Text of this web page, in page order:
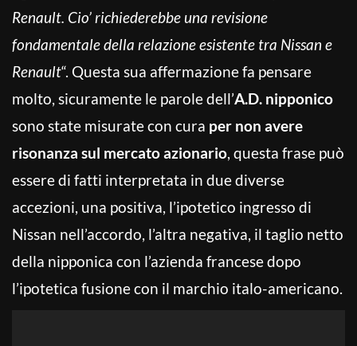
Renault. Cio’ richiederebbe una revisione
fondamentale della relazione esistente tra Nissan e
Renault“. Questa sua affermazione fa pensare
molto, sicuramente le parole dell’A.D. nipponico
sono state misurate con cura per non avere
risonanza sul mercato azionario, questa frase può
essere di fatti interpretata in due diverse
accezioni, una positiva, l’ipotetico ingresso di
Nissan nell’accordo, l’altra negativa, il taglio netto
della nipponica con l’azienda francese dopo
l’ipotetica fusione con il marchio italo-americano.